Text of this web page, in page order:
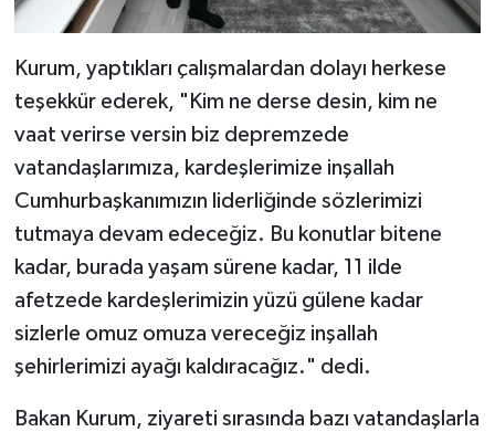
Kurum, yaptıkları çalışmalardan dolayı herkese
teşekkür ederek, "Kim ne derse desin, kim ne
vaat verirse versin biz depremzede
vatandaşlarımıza, kardeşlerimize inşallah
Cumhurbaşkanımızın liderliğinde sözlerimizi
tutmaya devam edeceğiz. Bu konutlar bitene
kadar, burada yaşam sürene kadar, 11 ilde
afetzede kardeşlerimizin yüzü gülene kadar
sizlerle omuz omuza vereceğiz inşallah
şehirlerimizi ayağı kaldıracağız." dedi.
Bakan Kurum, ziyareti sırasında bazı vatandaşlarla